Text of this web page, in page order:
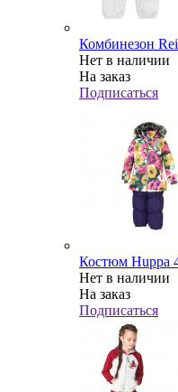
Комбинезон
Нет в наличии
На заказ
Подписаться
Костюм Huppa
Нет в наличии
На заказ
Подписаться